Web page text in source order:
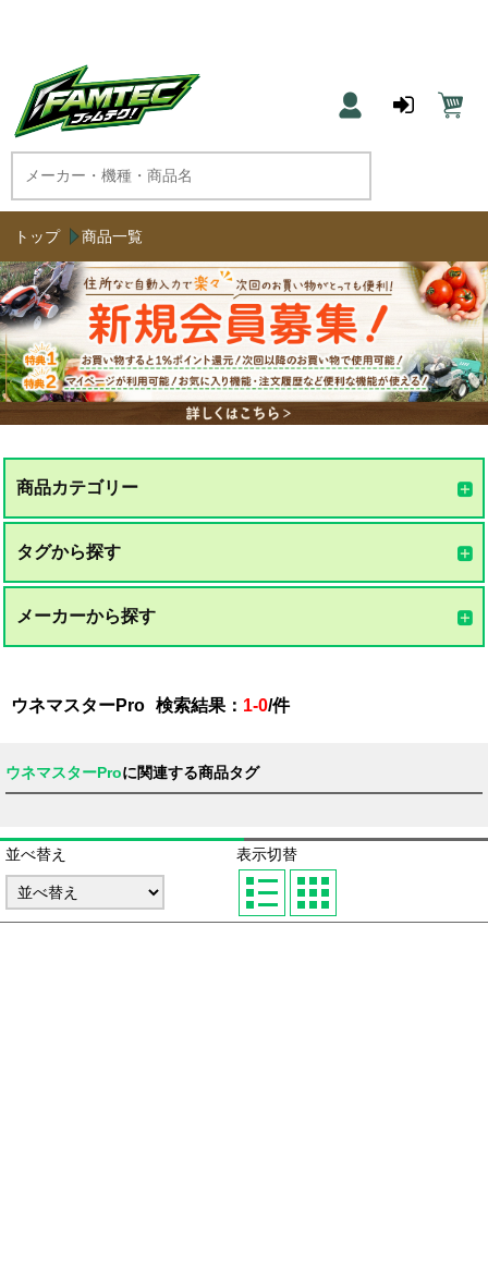
トップ 商品一覧
商品カテゴリー
タグから探す
メーカーから探す
ウネマスターPro 検索結果： 1-0/件
ウネマスターProに関連する商品タグ
並べ替え 表示切替